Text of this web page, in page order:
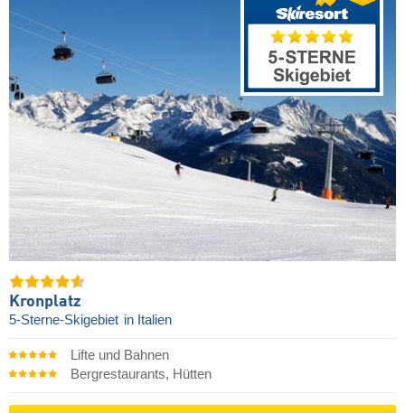
Kronplatz
5-Sterne-Skigebiet in Italien
Lifte und Bahnen
Bergrestaurants, Hütten